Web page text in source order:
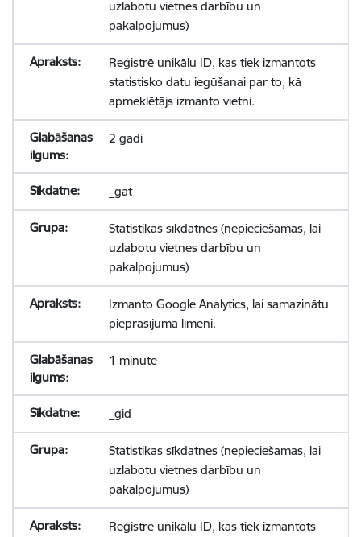
uzlabotu vietnes darbību un
pakalpojumus)
Reģistrē unikālu ID, kas tiek izmantots
statistisko datu iegūšanai par to, kā
apmeklētājs izmanto vietni.
2 gadi
_gat
Statistikas sīkdatnes (nepieciešamas, lai
uzlabotu vietnes darbību un
pakalpojumus)
Izmanto Google Analytics, lai samazinātu
pieprasījuma līmeni.
1 minūte
_gid
Statistikas sīkdatnes (nepieciešamas, lai
uzlabotu vietnes darbību un
pakalpojumus)
Reģistrē unikālu ID, kas tiek izmantots